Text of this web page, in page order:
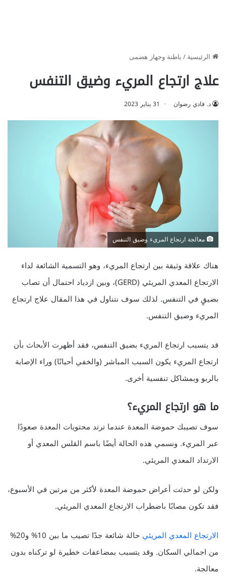
الرئيسية/باطنة وجهاز هضمى
علاج ارتجاع المريء وضيق التنفس
د. فادي رضوان 31 يناير 2023
معالجة ارتجاع المريء وضيق التنفس
هناك علاقة وثيقة بين ارتجاع المريء، وهو التسمية الشائعة لداء
الارتجاع المعدي المريئي (GERD)، وبين ازدياد احتمال أن تصاب
بضيقٍ في التنفس. لذلك سوف نتناول في هذا المقال علاج ارتجاع
المريء وضيق التنفس.
قد يتسبب ارتجاع المريء بضيق التنفس، فقد أظهرت الأبحاث بأن
ارتجاع المريء يكون السبب المباشر (والخفي أحيانًا) وراء الإصابة
بالربو وبمشاكل تنفسية أخرى.
ما هو ارتجاع المريء؟
سوف تصيبك حموضة المعدة عندما ترتد محتويات المعدة صعودًا
عبر المريء. ونسمي هذه الحالة أيضًا باسم القلس المعدي أو
الارتداد المعدي المريئي.
a
n
c
ولكن لو حدثت أعراض حموضة المعدة لأكثر من مرتين في الأسبوع،
فقد تكون مصابًا باضطراب الارتجاع المعدي المريئي.
الارتجاع المعدي المريئي
حالة شائعة جدًا تصيب ما بين 10% و20%
من اجمالي السكان. وقد يتسبب بمضاعفات خطيرة لو تركناه بدون
معالجة.